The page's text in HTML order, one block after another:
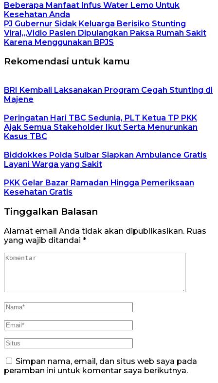
Beberapa Manfaat Infus Water Lemo Untuk
Kesehatan Anda
PJ Gubernur Sidak Keluarga Berisiko Stunting
Viral,,,Vidio Pasien Dipulangkan Paksa Rumah Sakit
Karena Menggunakan BPJS
Rekomendasi untuk kamu
BRI Kembali Laksanakan Program Cegah Stunting di
Majene
Peringatan Hari TBC Sedunia, PLT Ketua TP PKK
Ajak Semua Stakeholder Ikut Serta Menurunkan
Kasus TBC
Biddokkes Polda Sulbar Siapkan Ambulance Gratis
Layani Warga yang Sakit
PKK Gelar Bazar Ramadan Hingga Pemeriksaan
Kesehatan Gratis
Tinggalkan Balasan
Alamat email Anda tidak akan dipublikasikan. Ruas
yang wajib ditandai *
Simpan nama, email, dan situs web saya pada
peramban ini untuk komentar saya berikutnya.